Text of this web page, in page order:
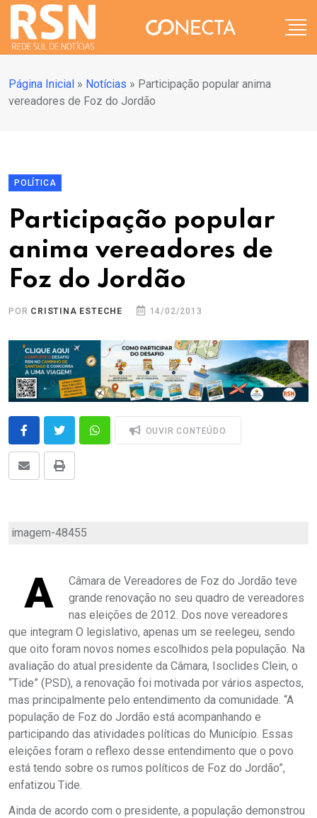
Página Inicial » Notícias » Participação popular anima
vereadores de Foz do Jordão
POLÍTICA
Participação popular
anima vereadores de
Foz do Jordão
POR CRISTINA ESTECHE 14/02/2013
OUVIR CONTEÚDO
imagem-48455
A
Câmara de Vereadores de Foz do Jordão teve
grande renovação no seu quadro de vereadores
nas eleições de 2012. Dos nove vereadores
que integram O legislativo, apenas um se reelegeu, sendo
que oito foram novos nomes escolhidos pela população. Na
avaliação do atual presidente da Câmara, Isoclides Clein, o
“Tide” (PSD), a renovação foi motivada por vários aspectos,
mas principalmente pelo entendimento da comunidade. “A
população de Foz do Jordão está acompanhando e
participando das atividades políticas do Município. Essas
eleições foram o reflexo desse entendimento que o povo
está tendo sobre os rumos políticos de Foz do Jordão”,
enfatizou Tide.
Ainda de acordo com o presidente, a população demonstrou